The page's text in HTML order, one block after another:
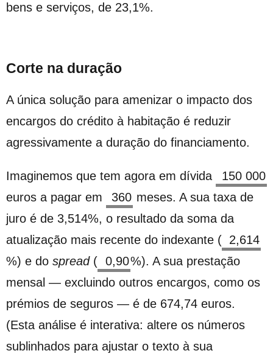
bens e serviços, de 23,1%.
Corte na duração
A única solução para amenizar o impacto dos
encargos do crédito à habitação é reduzir
agressivamente a duração do financiamento.
Imaginemos que tem agora em dívida
euros a pagar em
meses. A sua taxa de
juro é de 3,514%, o resultado da soma da
atualização mais recente do indexante (
%) e do spread( %). A sua prestação
mensal — excluindo outros encargos, como os
prémios de seguros — é de 674,74 euros.
(Esta análise é interativa: altere os números
sublinhados para ajustar o texto à sua